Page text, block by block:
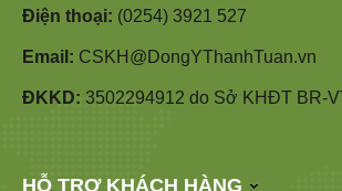
Điện thoại: (0254) 3921 527
Email: CSKH@DongYThanhTuan.vn
ĐKKD: 3502294912 do Sở KHĐT BR-
HỖ TRỢ KHÁCH HÀNG